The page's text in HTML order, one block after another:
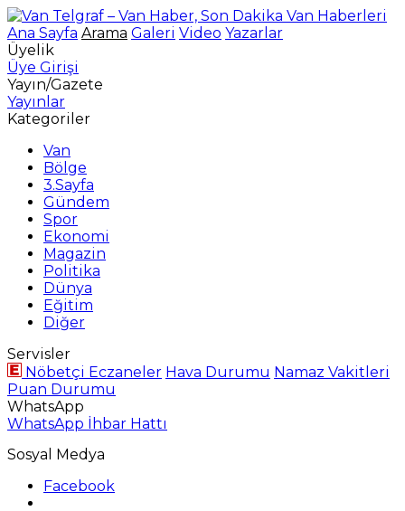
Ana Sayfa Arama Galeri Video Yazarlar
Üyelik
Üye Girişi
Yayın/Gazete
Yayınlar
Kategoriler
Van
Bölge
3.Sayfa
Gündem
Spor
Ekonomi
Magazin
Politika
Dünya
Eğitim
Diğer
Servisler
Nöbetçi Eczaneler Hava Durumu Namaz Vakitleri
Puan Durumu
WhatsApp
WhatsApp İhbar Hattı
Sosyal Medya
Facebook